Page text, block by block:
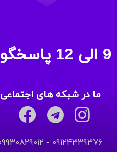
ما در شبکه های اجتماعی
۰۹۱۲۴۳۳۹۳۷۶ - ۰۹۹۳۰۸۲۹۰۱۲